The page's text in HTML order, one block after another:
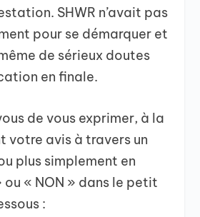
SHWR n’avait pas
pour se démarquer et
de sérieux doutes
en finale.
de vous exprimer, à la
votre avis à travers un
plus simplement en
« NON » dans le petit
: